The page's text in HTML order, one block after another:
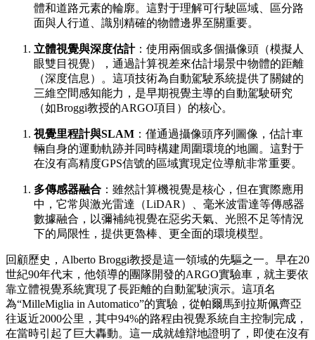
體和道路元素的輪廓。這對于理解可行駛區域、區分路
面與人行道、識別精確的物體邊界至關重要。
立體視覺與深度估計：使用兩個或多個攝像頭（模擬人
眼雙目視覺），通過計算視差來估計場景中物體的距離
（深度信息）。這項技術為自動駕駛系統提供了關鍵的
三維空間感知能力，是早期視覺主導的自動駕駛研究
（如Broggi教授的ARGO項目）的核心。
視覺里程計與SLAM ：僅通過攝像頭序列圖像，估計車
輛自身的運動軌跡并同時構建周圍環境的地圖。這對于
在沒有高精度GPS信號的區域實現定位導航非常重要。
多傳感器融合 ：雖然計算機視覺是核心，但在實際應用
中，它常與激光雷達（LiDAR）、毫米波雷達等傳感器
數據融合，以彌補純視覺在惡劣天氣、光照不足等情況
下的局限性，提供更魯棒、更全面的環境模型。
回顧歷史，Alberto Broggi教授是這一領域的先驅之一。早在20
世紀90年代末，他領導的團隊開發的ARGO實驗車，就主要依
靠立體視覺系統實現了長距離的自動駕駛演示。這項名
為“MilleMiglia in Automatico”的實驗，從帕爾馬到拉斯佩齊亞
往返近2000公里，其中94%的路程由視覺系統自主控制完成，
在當時引起了巨大轟動。這一成就雄辯地證明了，即使在沒有